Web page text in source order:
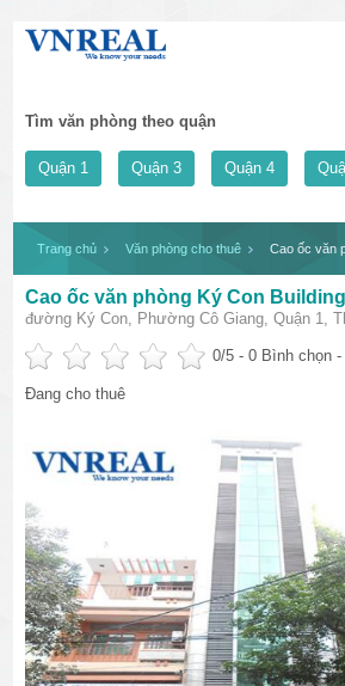
Tìm văn phòng theo quận
Quận 1 Quận 3 Quận 4
Trang chủ Văn phòng cho thuê Cao ốc văn
Cao ốc văn phòng Ký Con Building
đường Ký Con, Phường Cô Giang, Quận 1,
0/5 -0 Bình chọn
Đang cho thuê